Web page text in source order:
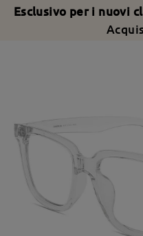
Esclusivo per i nuovi